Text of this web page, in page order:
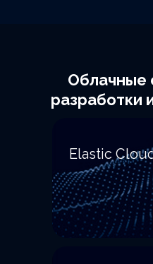
Elastic
Облачные
разработки